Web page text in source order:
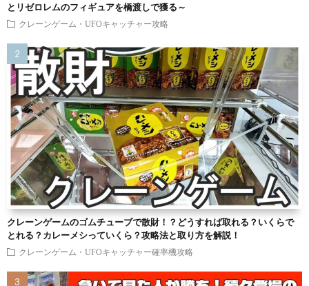
とリゼロレムのフィギュアを橋渡しで獲る～
クレーンゲーム・UFOキャッチャー攻略
クレーンゲームのゴムチューブで散財！？どうすれば取れる？いくらで
とれる？カレーメシっていくら？攻略法と取り方を解説！
クレーンゲーム・UFOキャッチャー確率機攻略